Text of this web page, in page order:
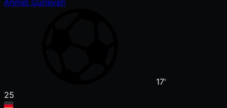
Ahmet Gürleyen
17'
25